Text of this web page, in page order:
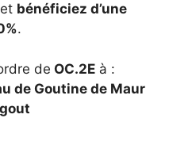
bénéficiez d’une
.
de OC.2E à :
de Goutine de Maur